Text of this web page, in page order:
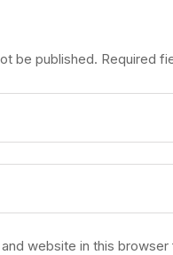
be published. Required
website in this